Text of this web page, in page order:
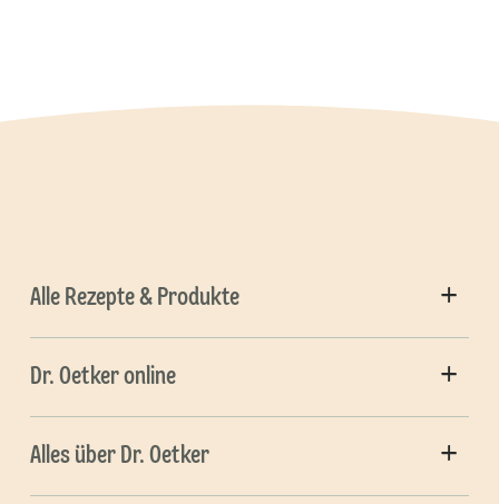
Alle Rezepte & Produkte
Dr. Oetker online
Alles über Dr. Oetker